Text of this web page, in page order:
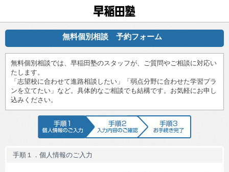
無料個別相談 予約フォーム
無料個別相談では、早稲田塾のスタッフが、ご質問やご相談に対応い
たします。
「志望校に合わせて進路相談したい」「弱点分野に合わせた学習プラ
ンを立てたい」など。具体的なご相談でも結構です。お気軽にお申し
込みください。
手順1 個人情報のご入力手順2 入力内容のご確認
手順１．個人情報のご入力